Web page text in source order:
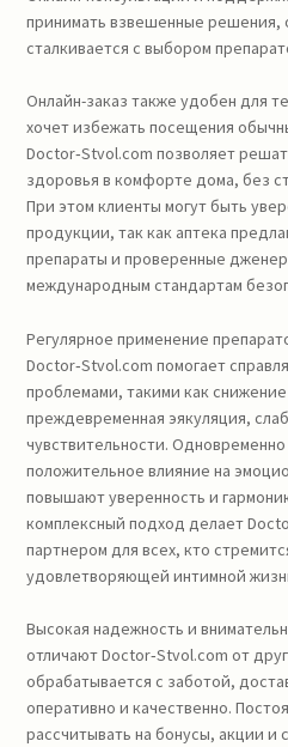
принимать взвешенные решения,
сталкивается с выбором
Онлайн-заказ также удобен для
хочет избежать посещения
Doctor‑Stvol.com позволяет
здоровья в комфорте дома, без
При этом клиенты могут быть
продукции, так как аптека
препараты и проверенные
международным стандартам
Регулярное применение
Doctor‑Stvol.com помогает
проблемами, такими как
преждевременная эякуляция,
чувствительности.
положительное влияние на
повышают уверенность и
комплексный подход делает
партнером для всех, кто
удовлетворяющей интимной
Высокая надежность и
отличают Doctor‑Stvol.com от
обрабатывается с заботой,
оперативно и качественно.
рассчитывать на бонусы, акции